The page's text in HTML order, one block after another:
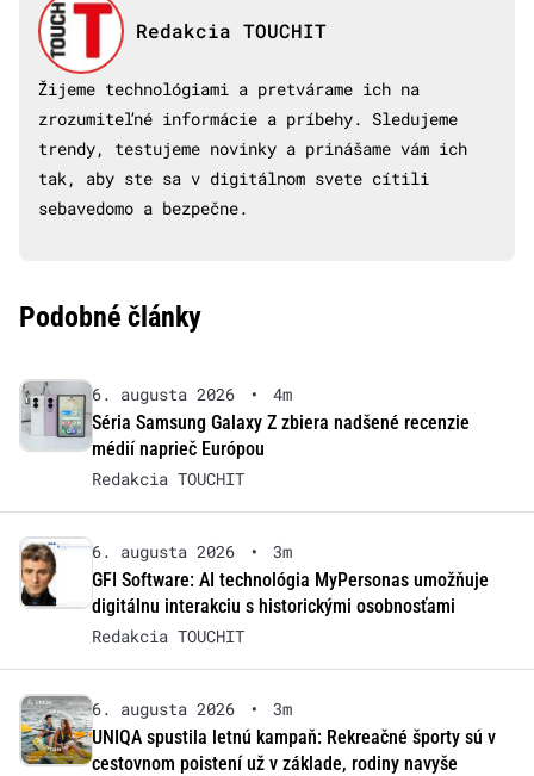
Redakcia TOUCHIT
Žijeme technológiami a pretvárame ich na
zrozumiteľné informácie a príbehy. Sledujeme
trendy, testujeme novinky a prinášame vám ich
tak, aby ste sa v digitálnom svete cítili
sebavedomo a bezpečne.
Podobné články
6. augusta 2026 •
4m
Séria Samsung Galaxy Z zbiera nadšené recenzie
médií naprieč Európou
Redakcia TOUCHIT
6. augusta 2026 •
3m
GFI Software: AI technológia MyPersonas umožňuje
digitálnu interakciu s historickými osobnosťami
Redakcia TOUCHIT
6. augusta 2026 •
3m
UNIQA spustila letnú kampaň: Rekreačné športy sú v
cestovnom poistení už v základe, rodiny navyše